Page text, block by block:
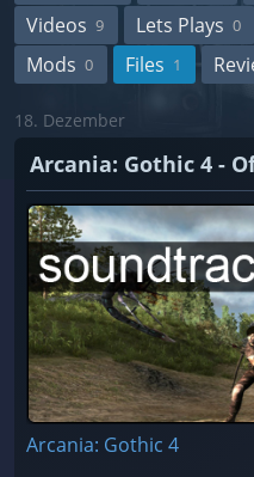
Videos 9 Lets Plays 0
Mods 0 Files 1
18. Dezember
Arcania: Gothic 4 -
Arcania: Gothic 4